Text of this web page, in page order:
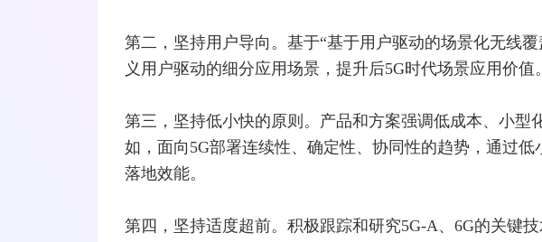
第二，坚持用户导向。基于“基于用户驱动的场景化无线
义用户驱动的细分应用场景，提升后5G时代场景应用价值。
第三，坚持低小快的原则。产品和方案强调低成本、小型
如，面向5G部署连续性、确定性、协同性的趋势，通过低
落地效能。
第四，坚持适度超前。积极跟踪和研究5G-A、6G的关键